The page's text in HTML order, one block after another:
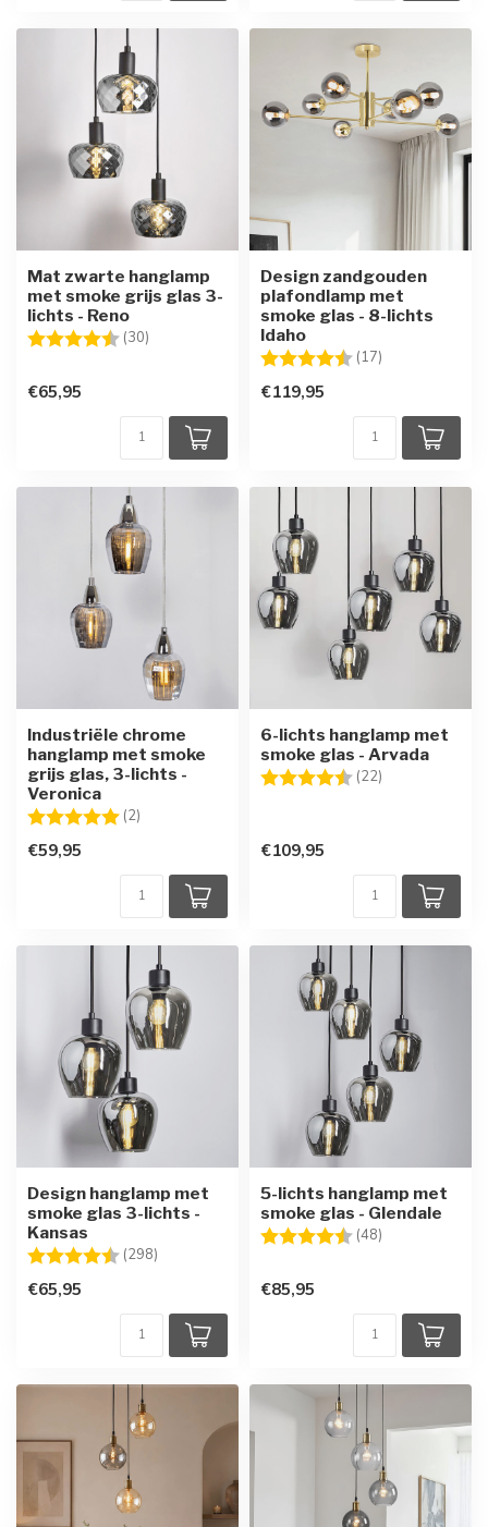
Mat zwarte hanglamp
met smoke grijs glas 3-
lichts - Reno
Beoordeling: (30)
€65,95
Design zandgouden
plafondlamp met
smoke glas - 8-lichts
Idaho
Beoordeling: (17)
€119,95
Industriële chrome
hanglamp met smoke
grijs glas, 3-lichts -
Veronica
Beoordeling: (2)
€59,95
6-lichts hanglamp met
smoke glas - Arvada
Beoordeling: (22)
€109,95
Design hanglamp met
smoke glas 3-lichts -
Kansas
Beoordeling: (298)
€65,95
5-lichts hanglamp met
smoke glas - Glendale
Beoordeling: (48)
€85,95